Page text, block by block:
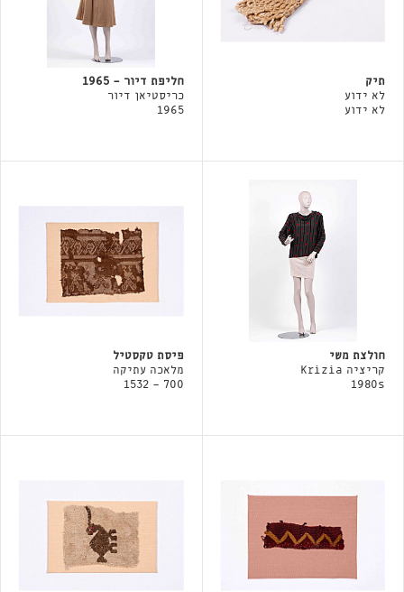
תיק
לא ידוע
לא ידוע
חליפת דיור - 1965
כריסטיאן דיור
1965
חולצת משי
קריציה Krizia
1980s
פיסת טקסטיל
מלאכה עתיקה
700 - 1532